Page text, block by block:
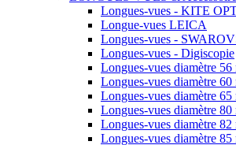
Longues-vues - KITE
Longue-vues LEICA
Longues-vues -
Longues-vues - Digiscopie
Longues-vues diamètre 56
Longues-vues diamètre 60
Longues-vues diamètre 65
Longues-vues diamètre 80
Longues-vues diamètre 82
Longues-vues diamètre 85